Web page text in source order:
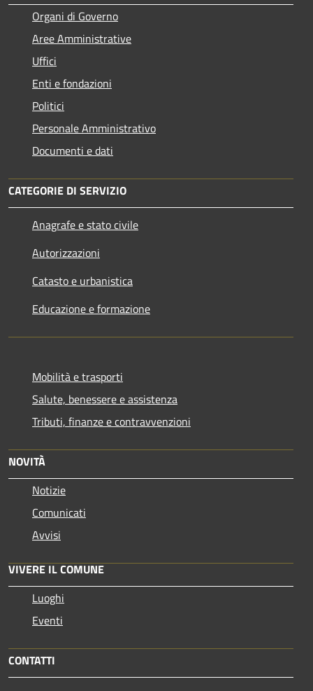
Organi di Governo
Aree Amministrative
Uffici
Enti e fondazioni
Politici
Personale Amministrativo
Documenti e dati
CATEGORIE DI SERVIZIO
Anagrafe e stato civile
Autorizzazioni
Catasto e urbanistica
Educazione e formazione
Mobilità e trasporti
Salute, benessere e assistenza
Tributi, finanze e contravvenzioni
NOVITÀ
Notizie
Comunicati
Avvisi
VIVERE IL COMUNE
Luoghi
Eventi
CONTATTI